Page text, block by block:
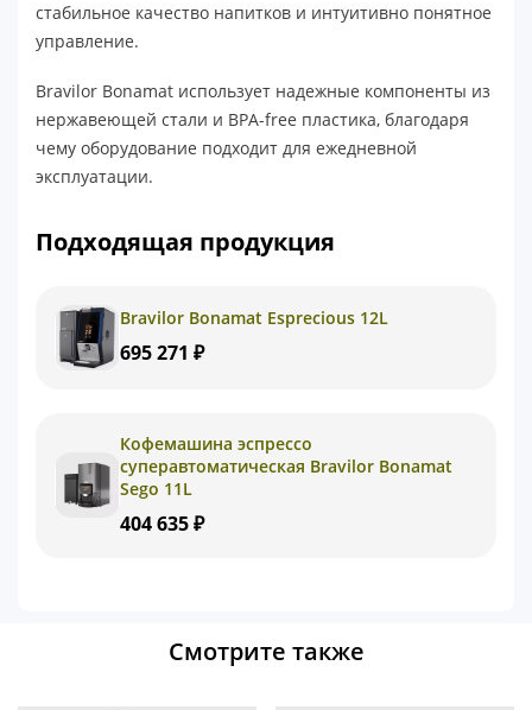
стабильное качество напитков и интуитивно понятное
управление.
Bravilor Bonamat использует надежные компоненты из
нержавеющей стали и BPA-free пластика, благодаря
чему оборудование подходит для ежедневной
эксплуатации.
Подходящая продукция
Bravilor Bonamat Esprecious 12L
695 271 ₽
Кофемашина эспрессо
суперавтоматическая Bravilor Bonamat
Sego 11L
404 635 ₽
Смотрите также